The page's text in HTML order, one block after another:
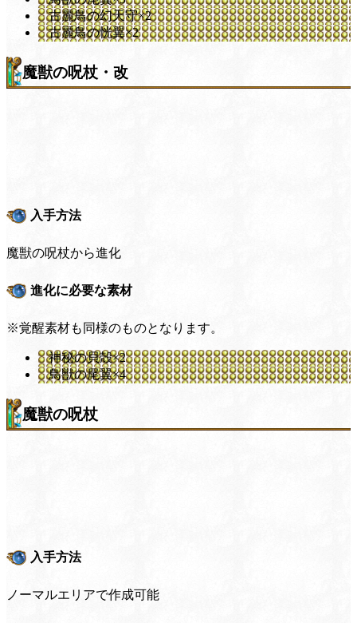
古麗鳥の幻天守×2
古麗鳥の恍翼×2
魔獣の呪杖・改
入手方法
魔獣の呪杖から進化
進化に必要な素材
※覚醒素材も同様のものとなります。
神秘の貝殻×2
鳥獣の尾翼×4
魔獣の呪杖
入手方法
ノーマルエリアで作成可能